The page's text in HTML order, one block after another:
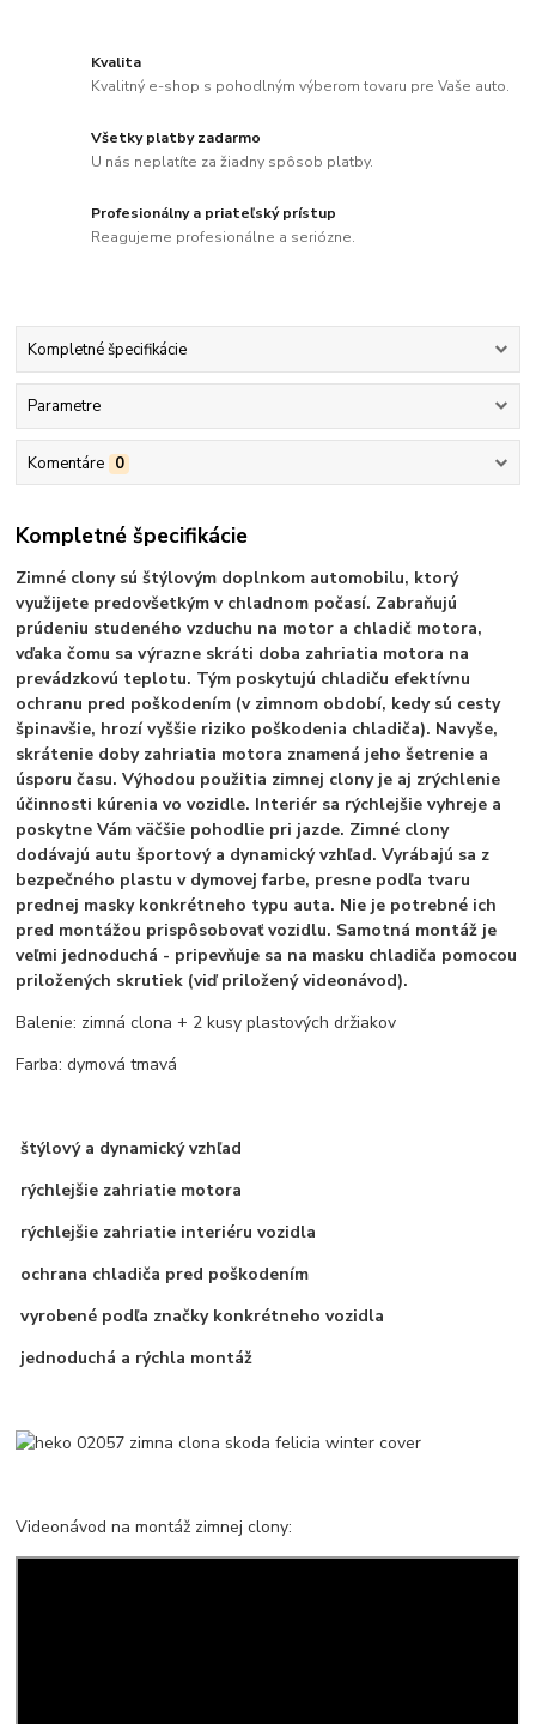
Kvalita
Kvalitný e-shop s pohodlným výberom tovaru pre Vaše auto.
Všetky platby zadarmo
U nás neplatíte za žiadny spôsob platby.
Profesionálny a priateľský prístup
Reagujeme profesionálne a seriózne.
Kompletné špecifikácie
Parametre
Komentáre 0
Kompletné špecifikácie
Zimné clony sú štýlovým doplnkom automobilu, ktorý
využijete predovšetkým v chladnom počasí. Zabraňujú
prúdeniu studeného vzduchu na motor a chladič motora,
vďaka čomu sa výrazne skráti doba zahriatia motora na
prevádzkovú teplotu. Tým poskytujú chladiču efektívnu
ochranu pred poškodením (v zimnom období, kedy sú cesty
špinavšie, hrozí vyššie riziko poškodenia chladiča). Navyše,
skrátenie doby zahriatia motora znamená jeho šetrenie a
úsporu času. Výhodou použitia zimnej clony je aj zrýchlenie
účinnosti kúrenia vo vozidle. Interiér sa rýchlejšie vyhreje a
poskytne Vám väčšie pohodlie pri jazde. Zimné clony
dodávajú autu športový a dynamický vzhľad. Vyrábajú sa z
bezpečného plastu v dymovej farbe, presne podľa tvaru
prednej masky konkrétneho typu auta. Nie je potrebné ich
pred montážou prispôsobovať vozidlu. Samotná montáž je
veľmi jednoduchá - pripevňuje sa na masku chladiča pomocou
priložených skrutiek (viď priložený videonávod).
Balenie: zimná clona + 2 kusy plastových držiakov
Farba: dymová tmavá
štýlový a dynamický vzhľad
rýchlejšie zahriatie motora
rýchlejšie zahriatie interiéru vozidla
ochrana chladiča pred poškodením
vyrobené podľa značky konkrétneho vozidla
jednoduchá a rýchla montáž
Videonávod na montáž zimnej clony: